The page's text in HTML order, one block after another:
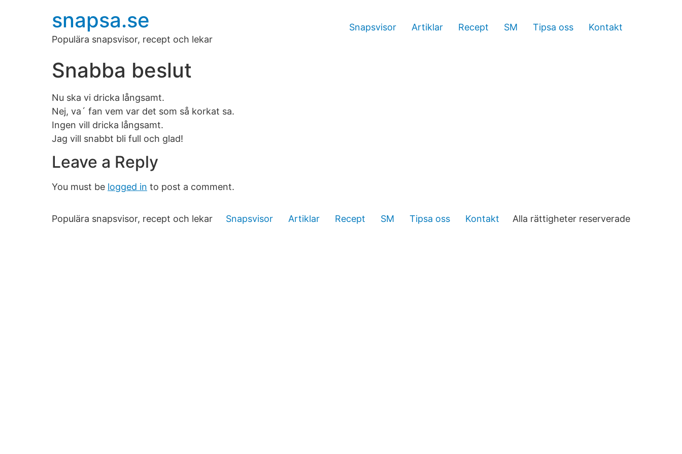
snapsa.se
Populära snapsvisor, recept och lekar
Snapsvisor Artiklar Recept SM Tipsa oss Kontakt
Snabba beslut
Nu ska vi dricka långsamt.
Nej, va´ fan vem var det som så korkat sa.
Ingen vill dricka långsamt.
Jag vill snabbt bli full och glad!
Leave a Reply
You must be logged in to post a comment.
Populära snapsvisor, recept och lekar Snapsvisor Artiklar Recept SM Tipsa oss Kontakt Alla rättigheter reserverade